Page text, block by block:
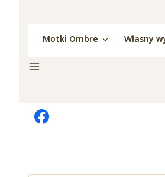
Motki Ombre Własny
Menu